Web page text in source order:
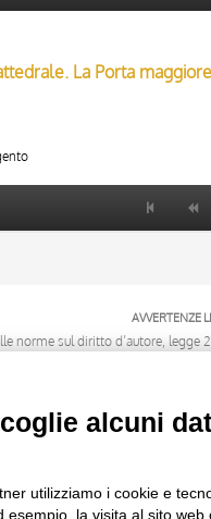
La Porta
AVVERTENZE
norme sul diritto d’autore,
alcuni
utilizziamo i cookie e
la visita al sito web